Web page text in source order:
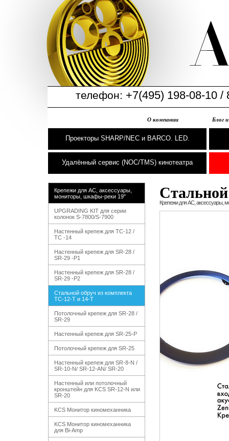
телефон: +7(495) 198-08-10 /
О компании Блог
Проекторы SHARP/NEC и BARCO. LED.
Удалённый сервис (NOC/TMS) кинотеатра
Крепежи для АС, аксессуары,
мониторы, шкафы-реки 19"
UPGRADING KIT для серии
колонок S-7800/S-7900
Настенный крепеж для TC-12 /
TC -14
Настенный крепеж для SR-28 /
SR-29 -P1
Настенный крепеж для SR-28 /
SR-29 -P2
Стальной обруч из комплекта
TC-12-T и 14-T
Потолочный крепеж для SR-28 /
SR-29
Настенный крепеж для SR-25-P
Потолочный крепеж для SR-25
Настенный крепеж для SR-8-N /
SR-10-N/ SR-12-AN/ SR-20
Настенный или потолочный
кронштейн для KCS SR-12-N или
SR-20
KCS Монитор киномеханника
KCS Монитор киномеханника
для Bi-Amp
Крепежи для АС, аксессуары,